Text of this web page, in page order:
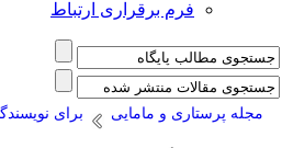
فرم برقراری ارتباط
مجله پرستاری و مامایی برای